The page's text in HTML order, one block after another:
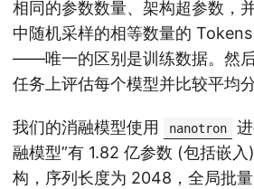
相同的参数数量、架构超参数，
中随机采样的相等数量的
——唯一的区别是训练数据。然
任务上评估每个模型并比较平均分
我们的消融模型使用 nanotron
融模型”有 1.82 亿参数 (包括嵌
构，序列长度为 2048，全局批